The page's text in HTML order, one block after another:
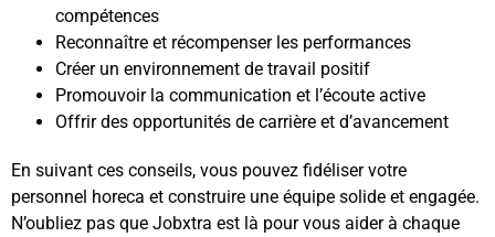
compétences
Reconnaître et récompenser les performances
Créer un environnement de travail positif
Promouvoir la communication et l’écoute active
Offrir des opportunités de carrière et d’avancement
En suivant ces conseils, vous pouvez fidéliser votre
personnel horeca et construire une équipe solide et engagée.
N’oubliez pas que Jobxtra est là pour vous aider à chaque